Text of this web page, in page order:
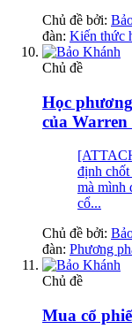
Chủ đề bởi:
đàn: Kiến thức
Chủ đề
Học
của
định chốt
mà mình
cổ...
Chủ đề bởi:
đàn: Phương
Chủ đề
Mua cổ